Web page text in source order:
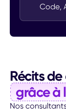
Code,
Récits
grâce à
Nos